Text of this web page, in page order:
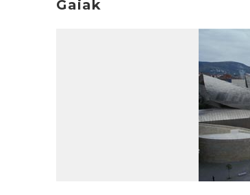
Gaiak